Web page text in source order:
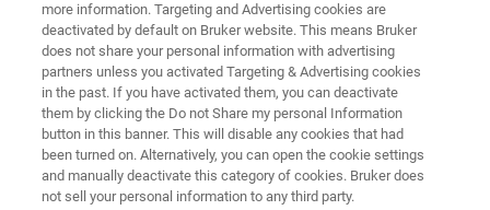
more information. Targeting and Advertising cookies are
deactivated by default on Bruker website. This means Bruker
does not share your personal information with advertising
partners unless you activated Targeting & Advertising cookies
in the past. If you have activated them, you can deactivate
them by clicking the Do not Share my personal Information
button in this banner. This will disable any cookies that had
been turned on. Alternatively, you can open the cookie settings
and manually deactivate this category of cookies. Bruker does
not sell your personal information to any third party.